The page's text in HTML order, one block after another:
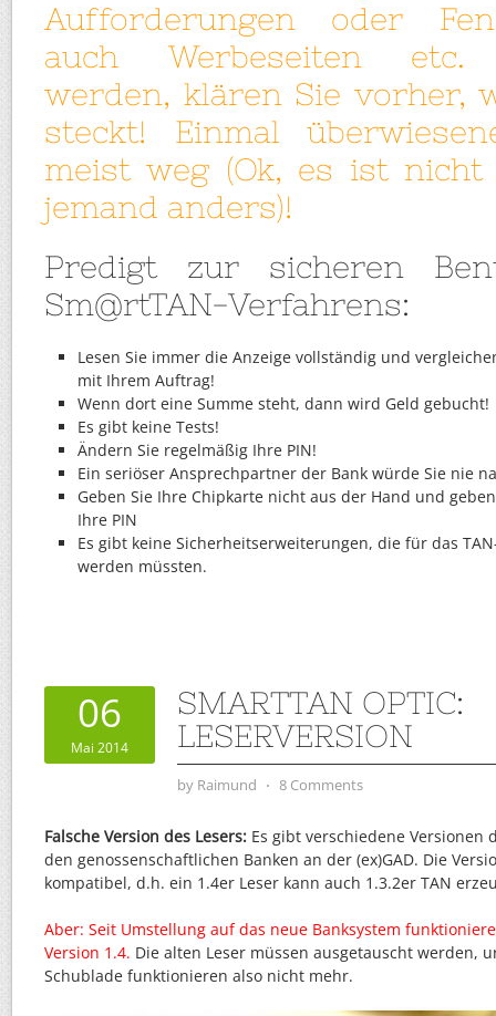
Aufforderungen oder
auch Werbeseiten etc.
werden, klären Sie vorher,
steckt! Einmal
meist weg (Ok, es ist nicht
jemand anders)!
Predigt zur sicheren
Sm@rtTAN-Verfahrens:
Lesen Sie immer die Anzeige vollständig und
mit Ihrem Auftrag!
Wenn dort eine Summe steht, dann wird Geld gebucht!
Es gibt keine Tests!
Ändern Sie regelmäßig Ihre PIN!
Ein seriöser Ansprechpartner der Bank würde Sie nie
Geben Sie Ihre Chipkarte nicht aus der Hand und
Ihre PIN
Es gibt keine Sicherheitserweiterungen, die für das
werden müssten.
06
Mai 2014
SMARTTAN OPTIC:
LESERVERSION
by Raimund ⋅ 8 Comments
Falsche Version des Lesers: Es gibt verschiedene Versionen
den genossenschaftlichen Banken an der (ex)GAD. Die
kompatibel, d.h. ein 1.4er Leser kann auch 1.3.2er TAN
Aber: Seit Umstellung auf das neue Banksystem
Version 1.4. Die alten Leser müssen ausgetauscht werden,
Schublade funktionieren also nicht mehr.